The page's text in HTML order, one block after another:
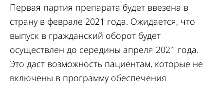
Первая партия препарата будет ввезена в
страну в феврале 2021 года. Ожидается, что
выпуск в гражданский оборот будет
осуществлен до середины апреля 2021 года.
Это даст возможность пациентам, которые не
включены в программу обеспечения